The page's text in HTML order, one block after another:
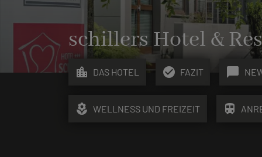
schillers Hotel &
location_city DAS HOTEL check_circle FAZIT chat_bubble
local_florist WELLNESS UND FREIZEIT train